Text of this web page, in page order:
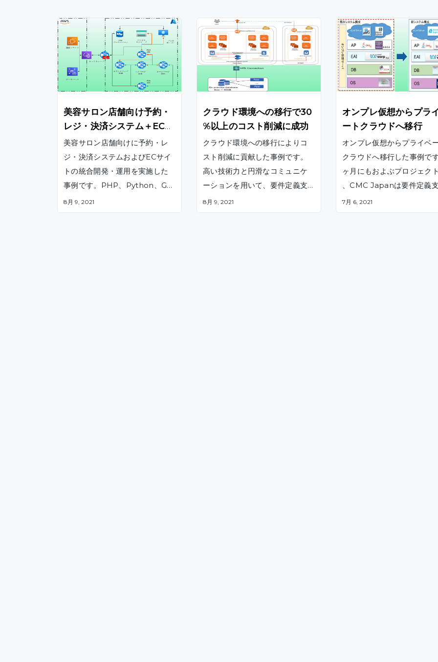
美容サロン店舗向け予約・
レジ・決済システム＋ECサ
イトの統合開発・運用​
美容サロン店舗向けに予約・レ
ジ・決済システムおよびECサイ
トの統合開発・運用を実施した
事例です。PHP、Python、GA
S、Azure、AWSなどを用いた
8月 9, 2021
クラウド環境への移行で30
%以上のコスト削減に成功
クラウド環境への移行によりコ
スト削減に貢献した事例です。
高い技術力と円滑なコミュニケ
ーションを用いて、要件定義支
援、設計、実装、UT、IT、ST、
8月 9, 2021
オンプレ仮想からプラ
ートクラウドへ移行
オンプレ仮想からプライベ
クラウドへ移行した事例で
ヶ月にもおよぶプロジェク
、CMC Japanは要件定義
設計支援、実装、UT、CT、
7月 6, 2021